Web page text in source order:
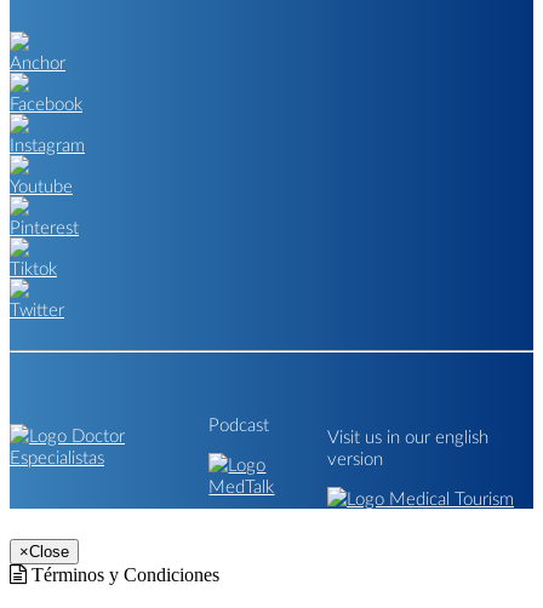
Podcast
Visit us in our english
version
×Close
Términos y Condiciones